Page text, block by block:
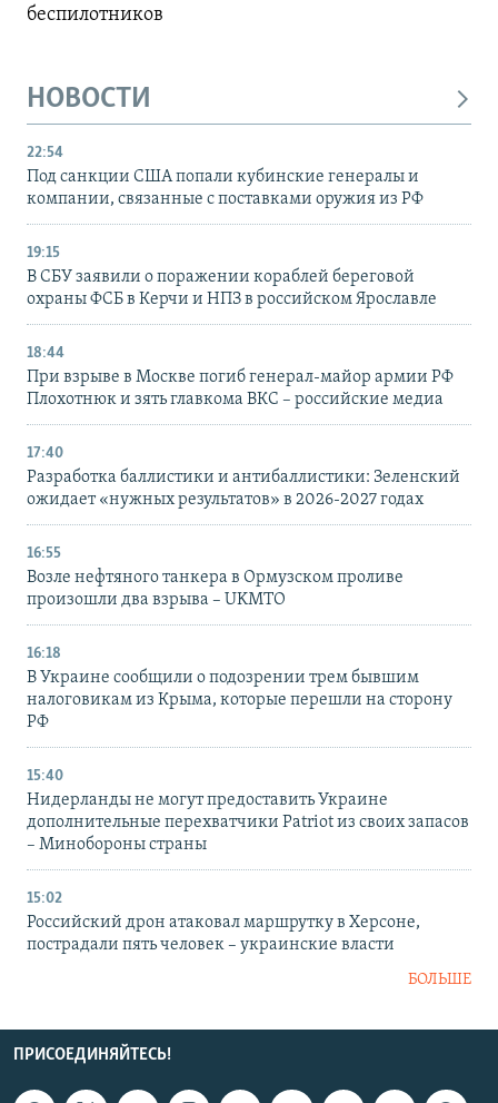
беспилотников
НОВОСТИ
22:54
Под санкции США попали кубинские генералы и
компании, связанные с поставками оружия из РФ
19:15
В СБУ заявили о поражении кораблей береговой
охраны ФСБ в Керчи и НПЗ в российском Ярославле
18:44
При взрыве в Москве погиб генерал-майор армии РФ
Плохотнюк и зять главкома ВКС – российские медиа
17:40
Разработка баллистики и антибаллистики: Зеленский
ожидает «нужных результатов» в 2026-2027 годах
16:55
Возле нефтяного танкера в Ормузском проливе
произошли два взрыва – UKMTO
16:18
В Украине сообщили о подозрении трем бывшим
налоговикам из Крыма, которые перешли на сторону
РФ
15:40
Нидерланды не могут предоставить Украине
дополнительные перехватчики Patriot из своих запасов
– Минобороны страны
15:02
Российский дрон атаковал маршрутку в Херсоне,
пострадали пять человек – украинские власти
БОЛЬШЕ
ПРИСОЕДИНЯЙТЕСЬ!